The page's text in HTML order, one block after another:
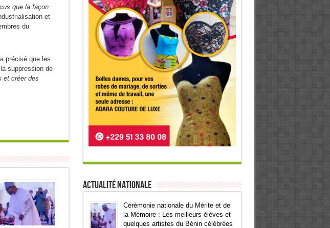
que la façon
et
du
précisé que les
suppression de
et créer des
Actualité Nationale
Cérémonie nationale du Mérite et de
la Mémoire : Les meilleurs élèves et
quelques artistes du Bénin célébrées